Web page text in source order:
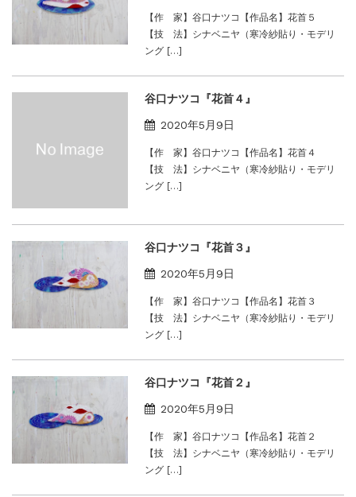
【作 家】谷口ナツコ【作品名】花首５
【技 法】シナベニヤ（寒冷紗貼り・モデリ
ング […]
谷口ナツコ『花首４』
2020年5月9日
【作 家】谷口ナツコ【作品名】花首４
【技 法】シナベニヤ（寒冷紗貼り・モデリ
ング […]
谷口ナツコ『花首３』
2020年5月9日
【作 家】谷口ナツコ【作品名】花首３
【技 法】シナベニヤ（寒冷紗貼り・モデリ
ング […]
谷口ナツコ『花首２』
2020年5月9日
【作 家】谷口ナツコ【作品名】花首２
【技 法】シナベニヤ（寒冷紗貼り・モデリ
ング […]